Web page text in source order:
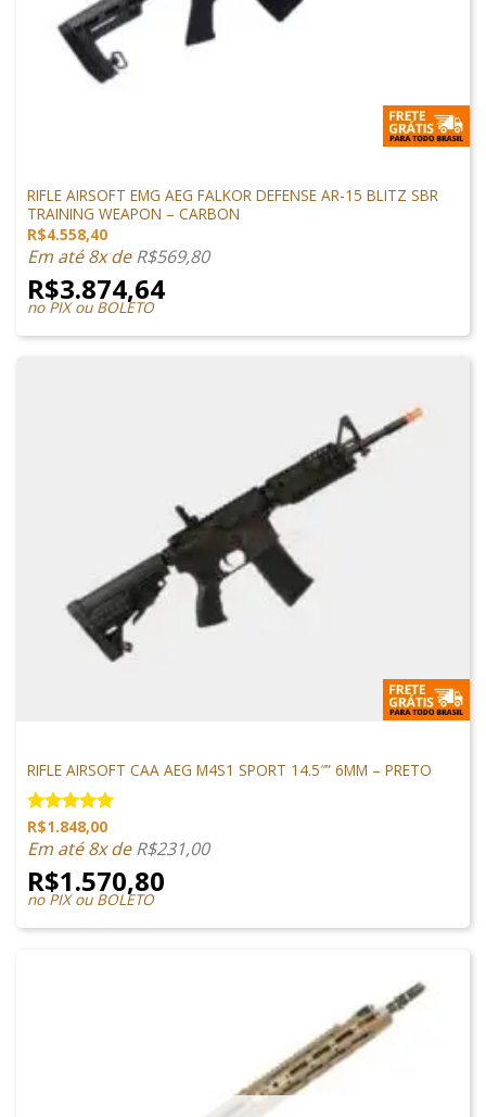
RIFLE AIRSOFT EMG AEG FALKOR DEFENSE AR-15 BLITZ SBR
TRAINING WEAPON – CARBON
R$4.558,40
Em até 8x deR$569,80
R$3.874,64
no PIX ou BOLETO
RIFLE AIRSOFT CAA AEG M4S1 SPORT 14.5″” 6MM – PRETO
Avaliação
5.00 de 5
R$1.848,00
Em até 8x deR$231,00
R$1.570,80
no PIX ou BOLETO